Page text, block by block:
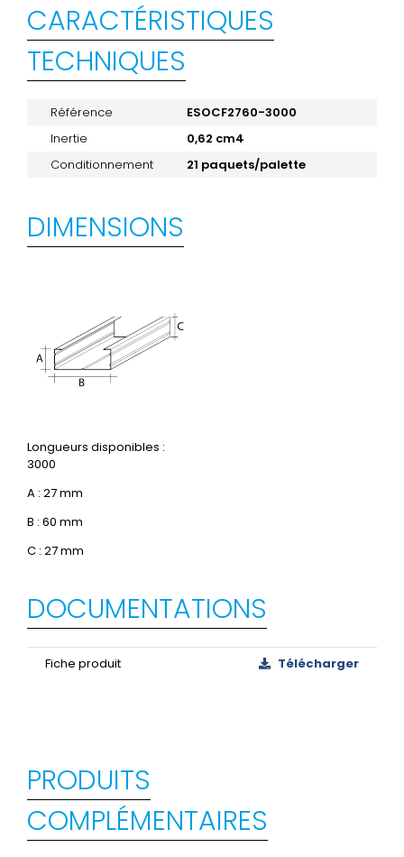
CARACTÉRISTIQUES
TECHNIQUES
Référence
ESOCF2760-3000
Inertie
0,62 cm4
Conditionnement
21 paquets/palette
DIMENSIONS
Longueurs disponibles :
3000
A : 27 mm
B : 60 mm
C : 27 mm
DOCUMENTATIONS
Fiche produit Télécharger
PRODUITS
COMPLÉMENTAIRES